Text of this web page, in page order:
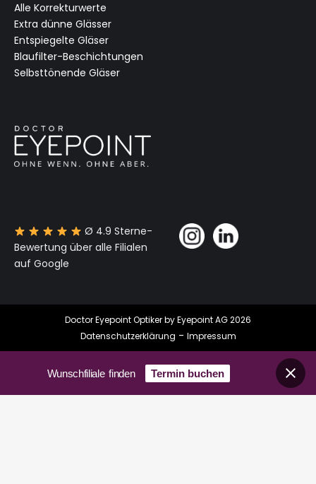
Alle Korrekturwerte
Extra dünne Glässer
Entspiegelte Gläser
Blaufilter-Beschichtungen
Selbsttönende Gläser
Ø 4.9 Sterne-
Bewertung über alle Filialen
auf Google
Doctor Eyepoint Optiker by Eyepoint AG 2026
Datenschutzerklärung - Impressum
Wunschfiliale finden Termin buchen